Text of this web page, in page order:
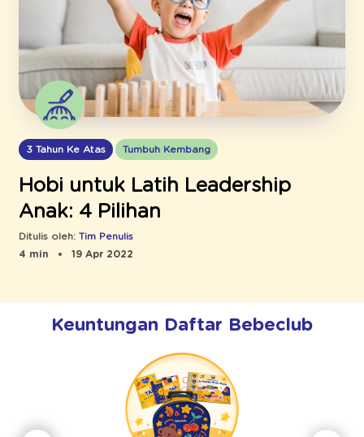
3 Tahun Ke Atas Tumbuh Kembang
Hobi untuk Latih Leadership
Anak: 4 Pilihan
Ditulis oleh: Tim Penulis
4 min
19 Apr 2022
Keuntungan Daftar Bebeclub